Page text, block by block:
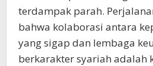
terdampak parah.
bahwa kolaborasi antara
yang sigap dan lembaga
berkarakter syariah adalah